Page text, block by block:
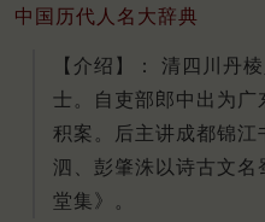
中国历代人名大辞典
【介绍】： 清四川丹
士。自吏部郎中出为广
积案。后主讲成都锦江
泗、彭肇洙以诗古文名
堂集》。